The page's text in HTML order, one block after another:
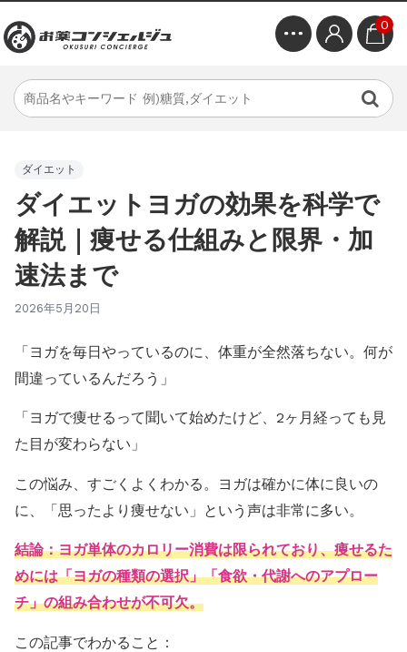
0
ダイエット
ダイエットヨガの効果を科学で
解説｜痩せる仕組みと限界・加
速法まで
2026年5月20日
「ヨガを毎日やっているのに、体重が全然落ちない。何が
間違っているんだろう」
「ヨガで痩せるって聞いて始めたけど、2ヶ月経っても見
た目が変わらない」
この悩み、すごくよくわかる。ヨガは確かに体に良いの
に、「思ったより痩せない」という声は非常に多い。
結論：ヨガ単体のカロリー消費は限られており、痩せるた
めには「ヨガの種類の選択」「食欲・代謝へのアプロー
チ」の組み合わせが不可欠。
この記事でわかること：